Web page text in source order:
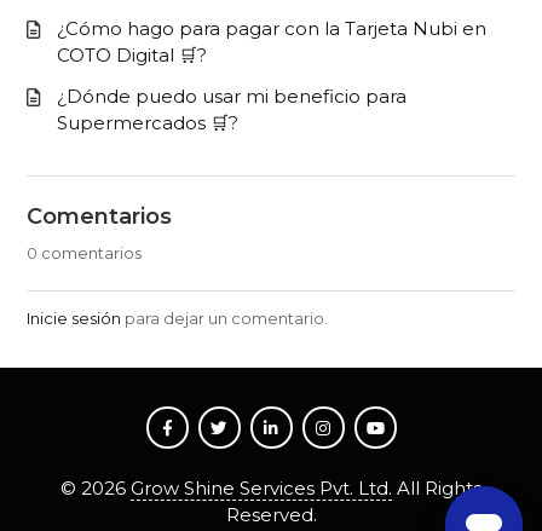
¿Cómo hago para pagar con la Tarjeta Nubi en
COTO Digital 🛒?
¿Dónde puedo usar mi beneficio para
Supermercados 🛒?
Comentarios
0 comentarios
Inicie sesión para dejar un comentario.
© 2026 Grow Shine Services Pvt. Ltd. All Rights
Reserved.